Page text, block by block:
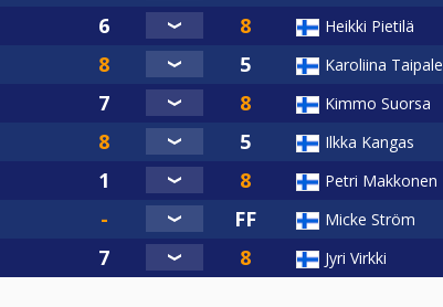
Heikki Pietilä
Karoliina Taipale
Kimmo Suorsa
Ilkka Kangas
Petri Makkonen
Micke Ström
Jyri Virkki